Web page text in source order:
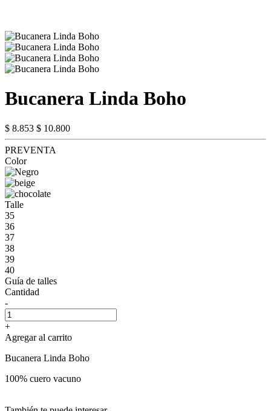
Bucanera Linda Boho
$ 8.853 $ 10.800
PREVENTA
Color
Talle
35
36
37
38
39
40
Guía de talles
Cantidad
-
+
Agregar al carrito
Bucanera Linda Boho
100% cuero vacuno